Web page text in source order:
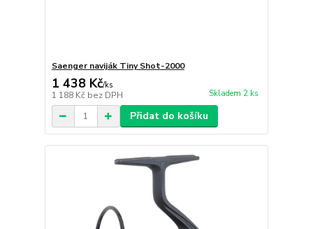
Saenger naviják Tiny Shot-2000
1 438 Kč/ks
1 188 Kč bez DPH Skladem 2 ks
Přidat do košíku